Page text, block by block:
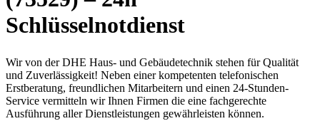
Schlüsselnotdienst
Wir von der DHE Haus- und Gebäudetechnik stehen für Qualität
und Zuverlässigkeit! Neben einer kompetenten telefonischen
Erstberatung, freundlichen Mitarbeitern und einen 24-Stunden-
Service vermitteln wir Ihnen Firmen die eine fachgerechte
Ausführung aller Dienstleistungen gewährleisten können.